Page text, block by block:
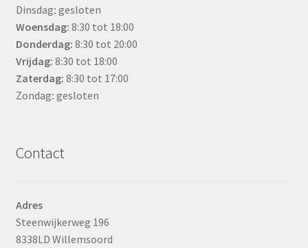
Dinsdag: gesloten
Woensdag: 8:30 tot 18:00
Donderdag: 8:30 tot 20:00
Vrijdag: 8:30 tot 18:00
Zaterdag: 8:30 tot 17:00
Zondag: gesloten
Contact
Adres
Steenwijkerweg 196
8338LD Willemsoord